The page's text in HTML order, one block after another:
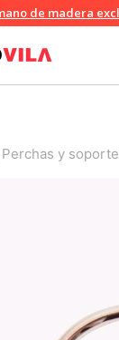
de madera
Perchas y